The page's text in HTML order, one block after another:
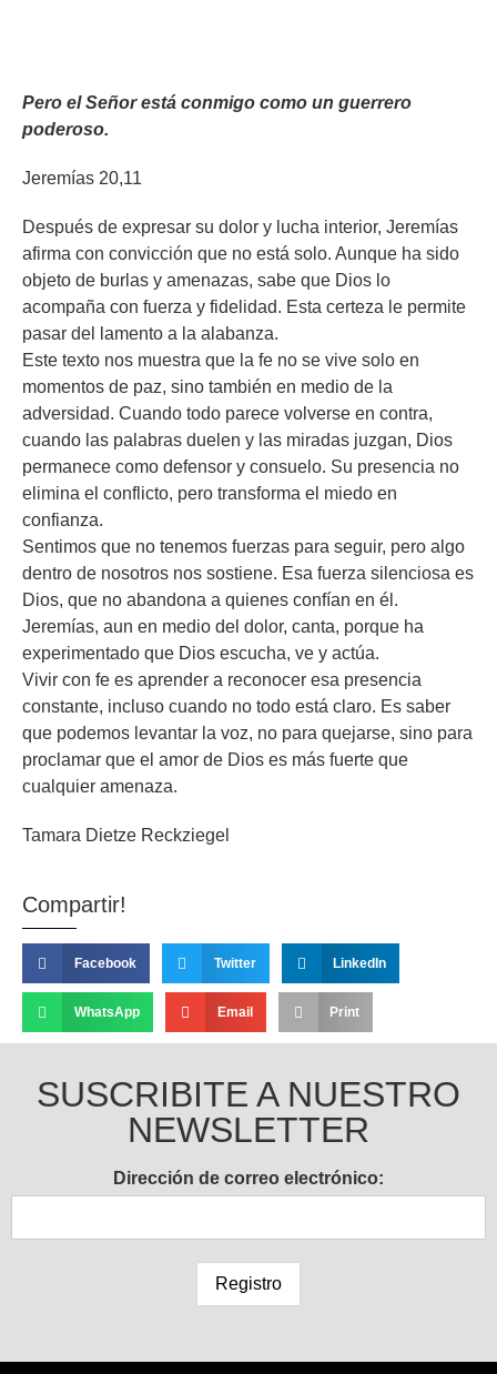
Pero el Señor está conmigo como un guerrero
poderoso.
Jeremías 20,11
Después de expresar su dolor y lucha interior, Jeremías
afirma con convicción que no está solo. Aunque ha sido
objeto de burlas y amenazas, sabe que Dios lo
acompaña con fuerza y fidelidad. Esta certeza le permite
pasar del lamento a la alabanza.
Este texto nos muestra que la fe no se vive solo en
momentos de paz, sino también en medio de la
adversidad. Cuando todo parece volverse en contra,
cuando las palabras duelen y las miradas juzgan, Dios
permanece como defensor y consuelo. Su presencia no
elimina el conflicto, pero transforma el miedo en
confianza.
Sentimos que no tenemos fuerzas para seguir, pero algo
dentro de nosotros nos sostiene. Esa fuerza silenciosa es
Dios, que no abandona a quienes confían en él.
Jeremías, aun en medio del dolor, canta, porque ha
experimentado que Dios escucha, ve y actúa.
Vivir con fe es aprender a reconocer esa presencia
constante, incluso cuando no todo está claro. Es saber
que podemos levantar la voz, no para quejarse, sino para
proclamar que el amor de Dios es más fuerte que
cualquier amenaza.
Tamara Dietze Reckziegel
Compartir!
Facebook Twitter LinkedIn
WhatsApp Email Print
SUSCRIBITE A NUESTRO
NEWSLETTER
Dirección de correo electrónico: